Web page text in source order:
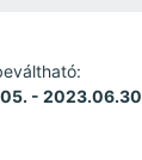
- 2023.06.30